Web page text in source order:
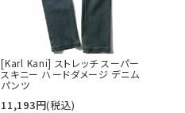
[Karl Kani] ストレッチ スーパー
スキニー ハードダメージ デニム
パンツ
11,193円(税込)